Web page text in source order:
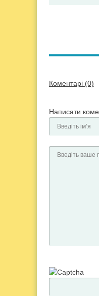
Коментарі (0)
Написати